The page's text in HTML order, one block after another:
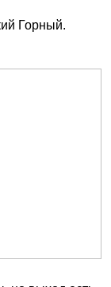
Горный.